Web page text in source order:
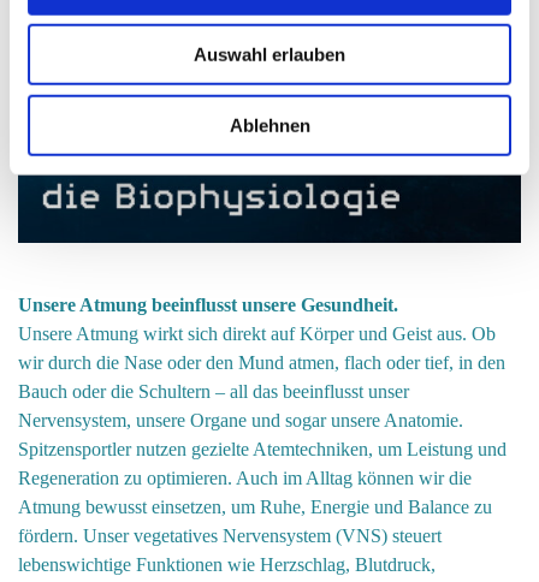
Auswahl erlauben
Ablehnen
Unsere Atmung beeinflusst unsere Gesundheit.
Unsere Atmung wirkt sich direkt auf Körper und Geist aus. Ob
wir durch die Nase oder den Mund atmen, flach oder tief, in den
Bauch oder die Schultern – all das beeinflusst unser
Nervensystem, unsere Organe und sogar unsere Anatomie.
Spitzensportler nutzen gezielte Atemtechniken, um Leistung und
Regeneration zu optimieren. Auch im Alltag können wir die
Atmung bewusst einsetzen, um Ruhe, Energie und Balance zu
fördern. Unser vegetatives Nervensystem (VNS) steuert
lebenswichtige Funktionen wie Herzschlag, Blutdruck,